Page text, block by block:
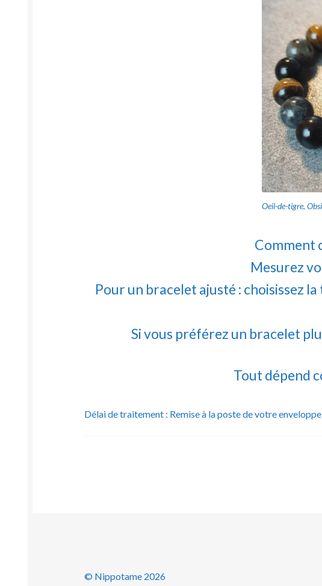
Oeil-de-tigre,
Comment
Mesurez
Pour un bracelet ajusté : choisissez
Si vous préférez un bracelet
Tout dépend
Délai de traitement : Remise à la poste de votre
© Nippotame 2026